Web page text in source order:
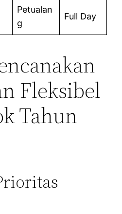
Petualan
g
Full Day
Fleksibel
Tahun